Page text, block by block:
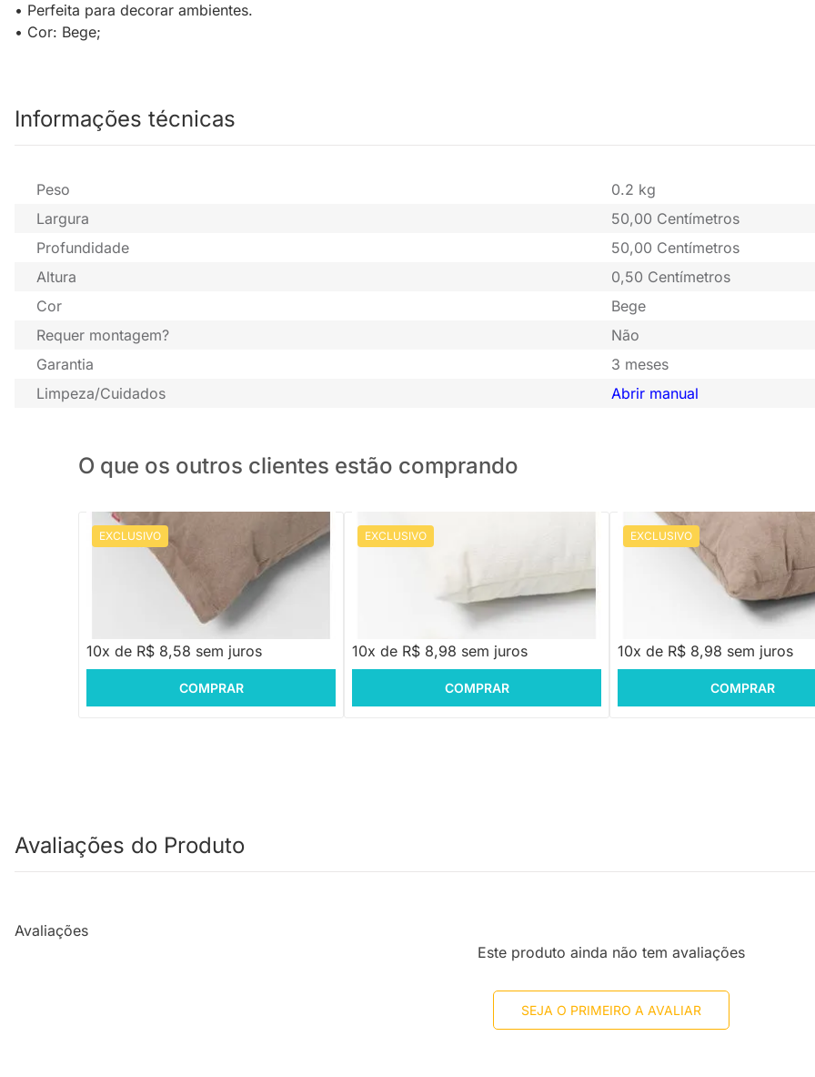
• Perfeita para decorar ambientes.
• Cor: Bege;
Informações técnicas
Peso
0.2 kg
Largura
50,00 Centímetros
Profundidade
50,00 Centímetros
Altura
0,50 Centímetros
Cor
Bege
Requer montagem?
Não
Garantia
3 meses
Limpeza/Cuidados
Abrir manual
O que os outros clientes estão comprando
EXCLUSIVO PRONTA ENTREGA
Almofada Lapel Mist - 50x60cm
Economize R$ 30
10x de R$ 8,58 sem juros
COMPRAR
EXCLUSIVO PRONTA ENTREGA
Economize R$ 40
10x de R$ 8,98 sem juros
COMPRAR
EXCLUSIVO PRONTA ENTREGA
Almofada Soff Mist - 50x50cm
Economize R$ 40
10x de R$ 8,98 sem juros
COMPRAR
Avaliações do Produto
Avaliações
Este produto ainda não tem avaliações
SEJA O PRIMEIRO A AVALIAR